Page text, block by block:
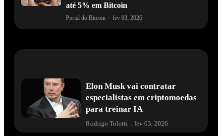
até 5% em Bitcoin
Portal do Bitcoin · fev 03, 2026
Elon Musk vai contratar
especialistas em criptomoedas
para treinar IA
Rodrigo Tolotti fev 03, 2026